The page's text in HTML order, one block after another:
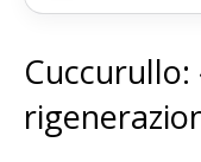
Cuccurullo: